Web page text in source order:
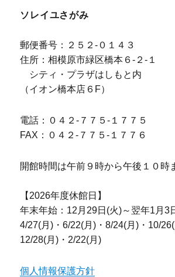
ソレイユさがみ
郵便番号：２５２-０１４３
住所：相模原市緑区橋本６-２-１
シティ・プラザはしもと内
（イオン橋本店６F）
電話：０４２-７７５-１７７５
FAX：０４２-７７５-１７７６
開館時間は午前９時から午後１０時
【2026年度休館日】
年末年始：12月29日(火)～翌年1月3
4/27(月)・6/22(月)・8/24(月)・10/26(
12/28(月)・2/22(月)
個人情報保護方針